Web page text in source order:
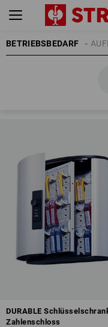
BETRIEBSBEDARF
BÜROBEDARF
DURABLE
Zahlenschloss